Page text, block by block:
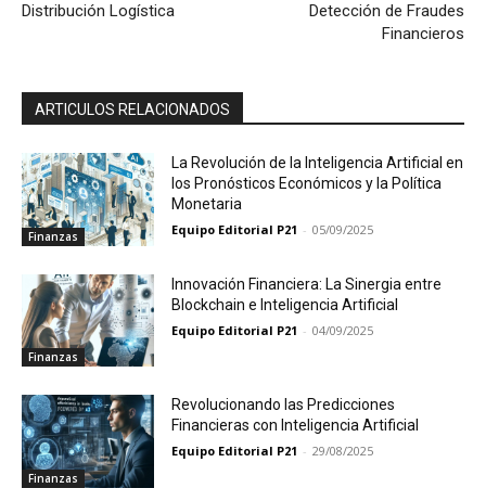
Distribución Logística
Detección de Fraudes
Financieros
ARTICULOS RELACIONADOS
Finanzas
La Revolución de la Inteligencia Artificial en
los Pronósticos Económicos y la Política
Monetaria
Equipo Editorial P21 - 05/09/2025
Finanzas
Innovación Financiera: La Sinergia entre
Blockchain e Inteligencia Artificial
Equipo Editorial P21 - 04/09/2025
Finanzas
Revolucionando las Predicciones
Financieras con Inteligencia Artificial
Equipo Editorial P21 - 29/08/2025